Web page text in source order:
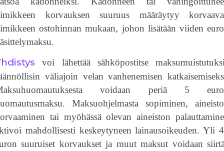
korvauksen suuruus määräytyy
ostohinnan mukaan, johon lisätään viiden
voi lähettää sähköpostitse
väliajoin velan vanhenemisen
voidaan periä 5
Maksuohjelmasta sopiminen,
tai myöhässä olevan aineiston
mahdollisesti keskeytyneen lainausoikeuden. Yli
suuruiset korvaukset ja muut maksut voidaan